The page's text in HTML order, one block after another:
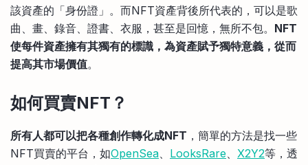
該資產的「身份證」。而NFT資產背後所代表的，可以是歌
曲、畫、錄音、證書、衣服，甚至是回憶，無所不包。 NFT
使每件資產擁有其獨有的標識，為資產賦予獨特意義，從而
提高其市場價值。
如何買賣NFT？
所有人都可以把各種創作轉化成NFT ，簡單的方法是找一些
NFT買賣的平台，如OpenSea LooksRare X2Y2等，透